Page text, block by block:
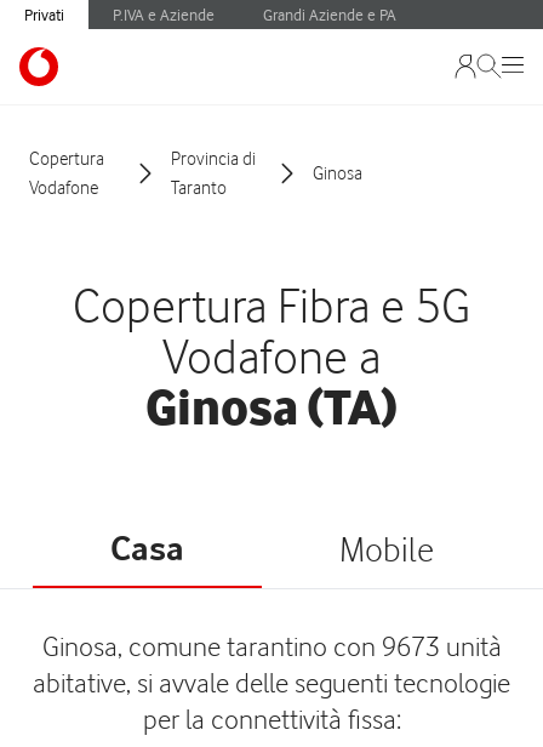
Privati P.IVA e Aziende Grandi Aziende e PA
Copertura
Vodafone
Provincia di
Taranto
Ginosa
Copertura Fibra e 5G
Vodafone a
Ginosa (TA)
Casa Mobile
Ginosa, comune tarantino con 9673 unità
abitative, si avvale delle seguenti tecnologie
per la connettività fissa: